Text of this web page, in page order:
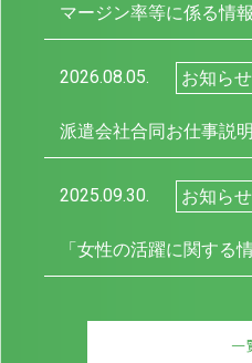
マージン率等に係る情
2026.08.05. お知らせ
派遣会社合同お仕事説
2025.09.30. お知らせ
「女性の活躍に関する